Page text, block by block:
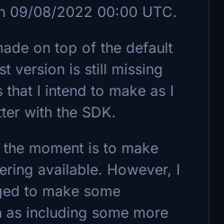
09/08/2022 00:00 UTC.
on top of the default
version is still missing
that I intend to make as I
with the SDK.
moment is to make
available. However, I
to make some
as including some more